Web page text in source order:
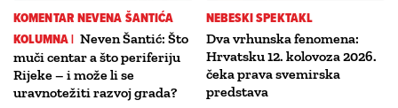
KOMENTAR NEVENA ŠANTIĆA
KOLUMNA | Neven Šantić: Što
muči centar a što periferiju
Rijeke – i može li se
uravnotežiti razvoj grada?
NEBESKI SPEKTAKL
Dva vrhunska fenomena:
Hrvatsku 12. kolovoza 2026.
čeka prava svemirska
predstava